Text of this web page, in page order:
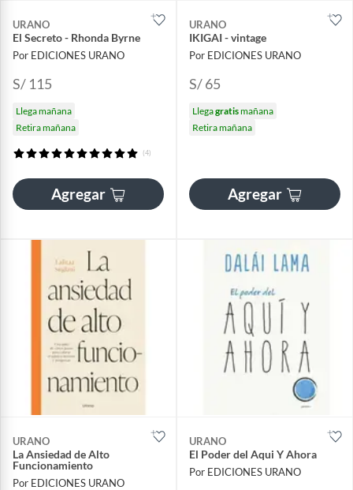
URANO
El Secreto - Rhonda Byrne
Por EDICIONES URANO
S/ 115
Llega mañana
Retira mañana
(4)
Agregar
URANO
IKIGAI - vintage
Por EDICIONES URANO
S/ 65
Llegagratismañana
Retira mañana
Agregar
URANO
La Ansiedad de Alto
Funcionamiento
Por EDICIONES URANO
URANO
El Poder del Aqui Y Ahora
Por EDICIONES URANO